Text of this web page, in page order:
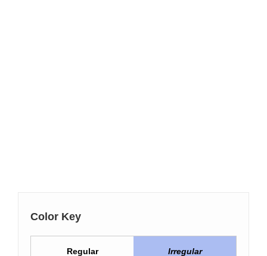
Color Key
Regular Irregular